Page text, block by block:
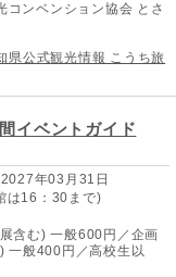
コンベンション協会 とさ
県公式観光情報 こうち旅
イベントガイド
年03月31日
は16：30まで)
含む) 一般600円／企画
一般400円／高校生以